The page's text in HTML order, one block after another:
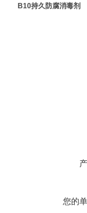
B10持久防腐消毒剂
您的